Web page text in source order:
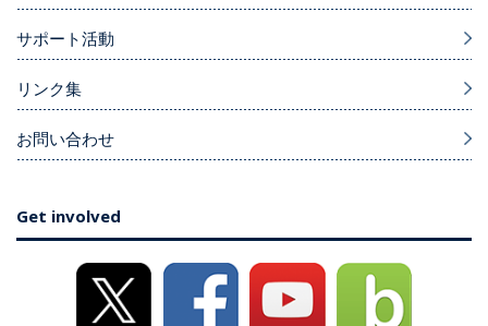
サポート活動
リンク集
お問い合わせ
Get involved